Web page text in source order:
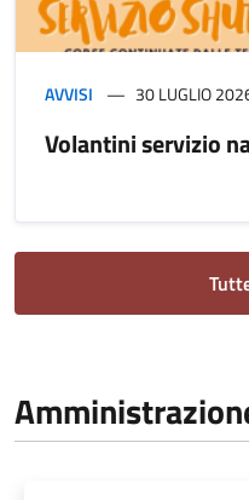
AVVISI 30 LUGLIO
Volantini servizio